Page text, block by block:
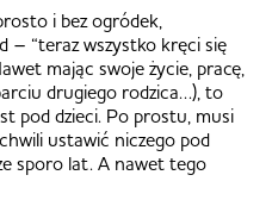
i bez ogródek,
– “teraz wszystko kręci się
mając swoje życie, pracę,
drugiego rodzica…), to
pod dzieci. Po prostu, musi
ustawić niczego pod
sporo lat. A nawet tego